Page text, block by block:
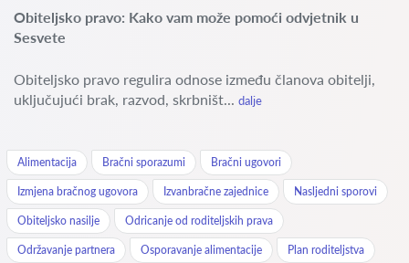
Obiteljsko pravo: Kako vam može pomoći odvjetnik u
Sesvete
Obiteljsko pravo regulira odnose između članova obitelji,
uključujući brak, razvod, skrbništ... dalje
Alimentacija Bračni sporazumi Bračni ugovori
Izmjena bračnog ugovora Izvanbračne zajednice Nasljedni sporovi
Obiteljsko nasilje Odricanje od roditeljskih prava
Održavanje partnera Osporavanje alimentacije Plan roditeljstva